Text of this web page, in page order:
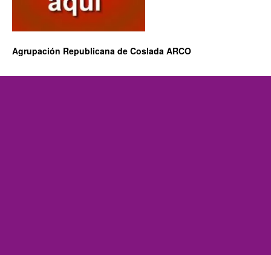
Agrupación Republicana de Coslada ARCO